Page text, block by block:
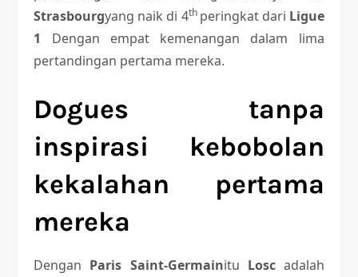
Strasbourgyang naik di 4th peringkat dari Ligue
1
Dengan empat kemenangan dalam lima
pertandingan pertama mereka.
Dogues tanpa
inspirasi kebobolan
kekalahan pertama
mereka
Dengan Paris Saint-Germainitu Loscadalah